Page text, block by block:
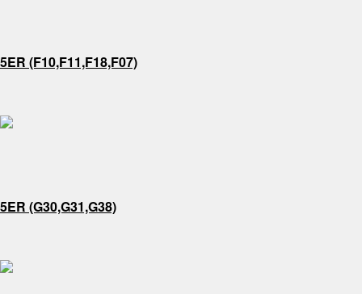
5ER (F10,F11,F18,F07)
5ER (G30,G31,G38)